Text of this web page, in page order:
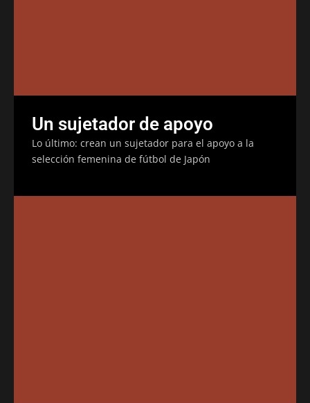
Un sujetador de apoyo
Lo último: crean un sujetador para el apoyo a la
selección femenina de fútbol de Japón